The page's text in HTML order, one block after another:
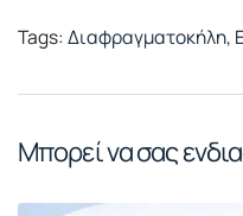
Tags: Διαφραγματοκήλη,
Μπορεί να σας